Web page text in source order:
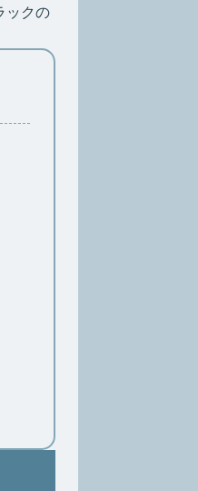
ックの